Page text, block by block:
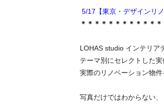
5/17【東京・デザイン
＊＊＊＊＊＊＊＊＊＊＊
LOHAS studio インテリア
テーマ別にセレクトした
実際のリノベーション物
写真だけではわからない、